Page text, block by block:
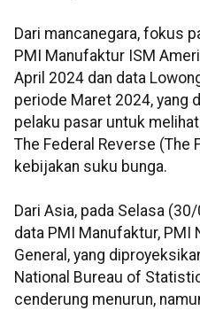
Dari mancanegara, fokus
PMI Manufaktur ISM
April 2024 dan data
periode Maret 2024, yang
pelaku pasar untuk
The Federal Reverse (The
kebijakan suku bunga.
Dari Asia, pada Selasa
data PMI Manufaktur, PMI
General, yang
National Bureau of
cenderung menurun,